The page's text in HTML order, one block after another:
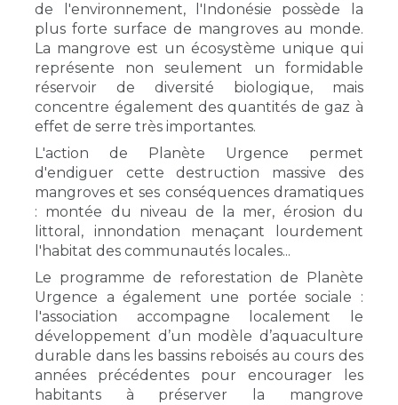
de l'environnement, l'Indonésie possède la
plus forte surface de mangroves au monde.
La mangrove est un écosystème unique qui
représente non seulement un formidable
réservoir de diversité biologique, mais
concentre également des quantités de gaz à
effet de serre très importantes.
L'action de Planète Urgence permet
d'endiguer cette destruction massive des
mangroves et ses conséquences dramatiques
: montée du niveau de la mer, érosion du
littoral, innondation menaçant lourdement
l'habitat des communautés locales...
Le programme de reforestation de Planète
Urgence a également une portée sociale :
l'association accompagne localement le
développement d’un modèle d’aquaculture
durable dans les bassins reboisés au cours des
années précédentes pour encourager les
habitants à préserver la mangrove